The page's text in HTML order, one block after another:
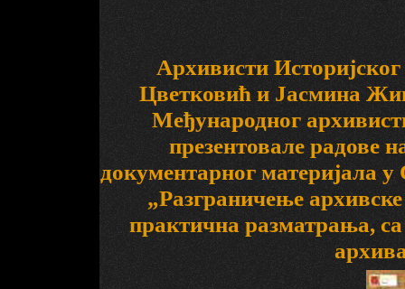
Архивисти
Цветковић и Јасмина
Међународног
презентовале радове
документарног материјала у
„Разграничење
практична разматрања,